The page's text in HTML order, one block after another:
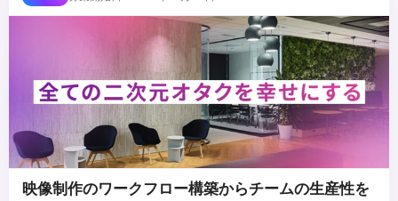
・タレントや社内外クリエイターと円滑に業務を進められるビジネ
映像制作のワークフロー構築からチームの生産性を